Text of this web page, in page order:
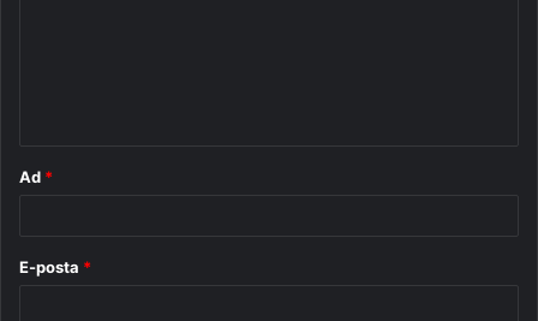
Ad *
E-posta *